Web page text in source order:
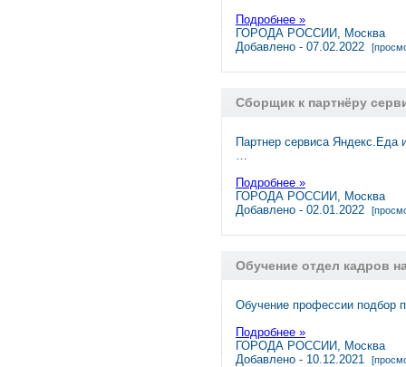
Подробнее »
ГОРОДА РОССИИ, Москва
Добавлено - 07.02.2022
Сборщик к партнёру
Партнер сервиса Яндекс.Еда
…
Подробнее »
ГОРОДА РОССИИ, Москва
Добавлено - 02.01.2022
Обучение отдел кадров
Обучение профессии подбор
Подробнее »
ГОРОДА РОССИИ, Москва
Добавлено - 10.12.2021